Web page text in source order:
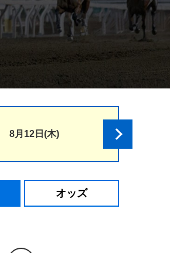
8月12日(木)
オッズ